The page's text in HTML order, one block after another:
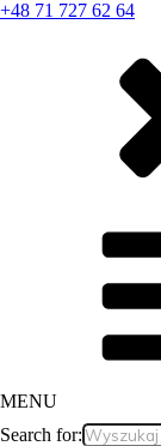
+48 71 727 62 64
MENU
Search for: